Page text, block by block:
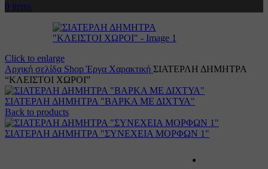
0 items
Click to enlarge
Αρχική σελίδα ShopΈργα Χαρακτική ΣΙΑΤΕΡΛΗ ΔΗΜΗΤΡΑ
“ΚΛΕΙΣΤΟΙ ΧΩΡΟΙ”
ΣΙΑΤΕΡΛΗ ΔΗΜΗΤΡΑ "ΒΑΡΚΑ ΜΕ ΔΙΧΤΥΑ"
Back to products
ΣΙΑΤΕΡΛΗ ΔΗΜΗΤΡΑ "ΣΥΝΕΧΕΙΑ ΜΟΡΦΩΝ 1"